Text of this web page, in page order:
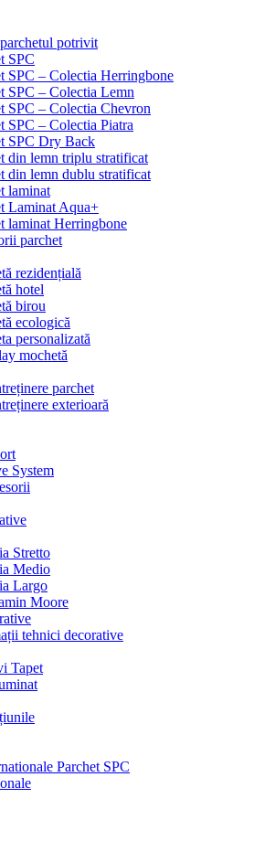
potrivit
SPC
SPC – Colectia Herringbone
SPC – Colectia Lemn
SPC – Colectia Chevron
SPC – Colectia Piatra
SPC Dry Back
din lemn triplu stratificat
din lemn dublu stratificat
laminat
Laminat Aqua+
laminat Herringbone
parchet
rezidențială
hotel
birou
ecologică
personalizată
mochetă
parchet
exterioară
System
Stretto
Medio
Largo
Moore
tehnici decorative
Tapet
Parchet SPC